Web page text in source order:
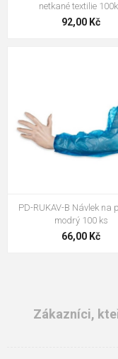
netkané textilie
92,00 Kč
PD-RUKAV-B Návlek na
modrý 100 ks
66,00 Kč
Zákazníci,